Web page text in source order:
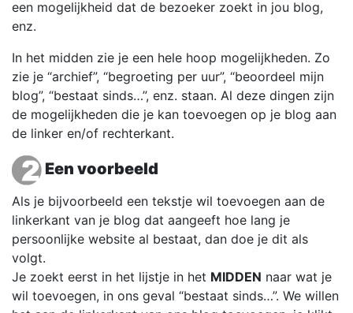
een mogelijkheid dat de bezoeker zoekt in jou blog,
enz.
In het midden zie je een hele hoop mogelijkheden. Zo
zie je “archief”, “begroeting per uur”, “beoordeel mijn
blog”, “bestaat sinds…”, enz. staan. Al deze dingen zijn
de mogelijkheden die je kan toevoegen op je blog aan
de linker en/of rechterkant.
Een voorbeeld
Als je bijvoorbeeld een tekstje wil toevoegen aan de
linkerkant van je blog dat aangeeft hoe lang je
persoonlijke website al bestaat, dan doe je dit als
volgt.
Je zoekt eerst in het lijstje in het MIDDEN naar wat je
wil toevoegen, in ons geval “bestaat sinds…”. We willen